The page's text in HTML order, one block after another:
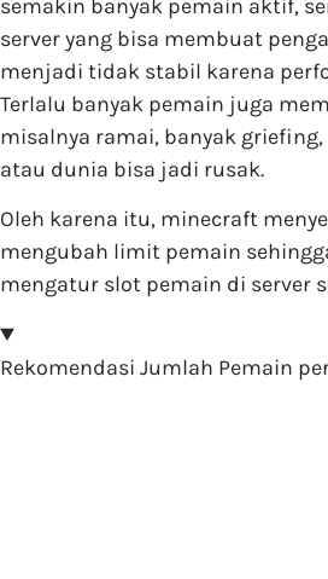
semakin banyak pemain aktif,
server yang bisa membuat
menjadi tidak stabil karena
Terlalu banyak pemain juga
misalnya ramai, banyak
atau dunia bisa jadi rusak.
Oleh karena itu, minecraft
mengubah limit pemain
mengatur slot pemain di server
Rekomendasi Jumlah Pemain